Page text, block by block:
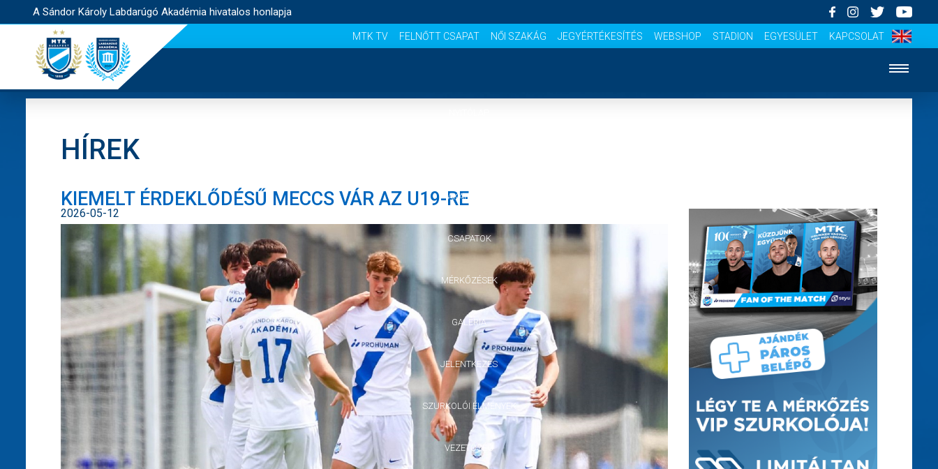
A Sándor Károly Labdarúgó Akadémia hivatalos honlapja
MTK TV FELNŐTT CSAPAT NŐI SZAKÁG JEGYÉRTÉKESÍTÉS WEBSHOP STADION EGYESÜLET KAPCSOLAT
AKADÉMIA
CSAPATOK
MÉRKŐZÉSEK
GALÉRIA
JELENTKEZÉS
SZURKOLÓI ÉLMÉNYEK
VEZETŐSÉG
HÍREK
KIEMELT ÉRDEKLŐDÉSŰ MECCS VÁR AZ U19-RE
2026-05-12